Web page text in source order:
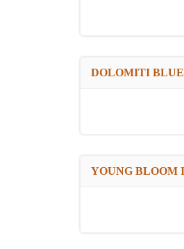
DOLOMITI
YOUNG BLOOM